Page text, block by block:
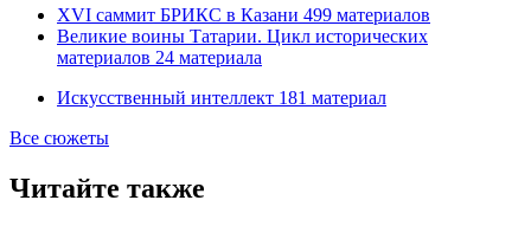
XVI саммит БРИКС в Казани 499 материалов
Великие воины Татарии. Цикл исторических
материалов 24 материала
Искусственный интеллект 181 материал
Все сюжеты
Читайте также